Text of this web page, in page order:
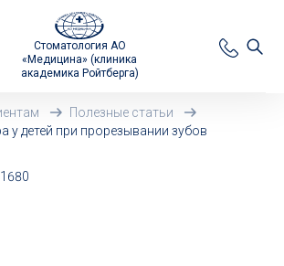
Стоматология АО
«Медицина» (клиника
академика Ройтберга)
Полезные статьи
у детей при прорезывании зубов